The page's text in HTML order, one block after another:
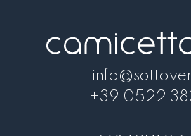
+39 0522